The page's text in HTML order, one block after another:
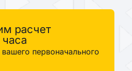
расчет
часа
первоначального